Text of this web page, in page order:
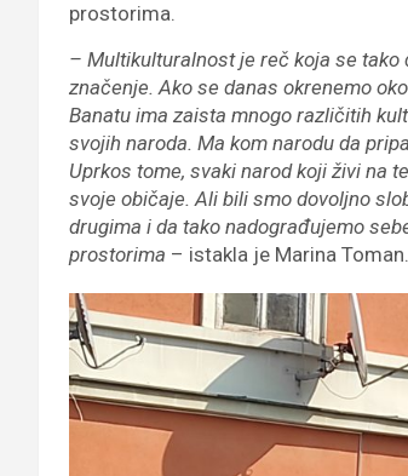
prostorima.
– Multikulturalnost je reč koja se tako
značenje. Ako se danas okrenemo
Banatu ima zaista mnogo različitih
svojih naroda. Ma kom narodu da
Uprkos tome, svaki narod koji živi na
svoje običaje. Ali bili smo dovoljno
drugima i da tako nadograđujemo
prostorima – istakla je Marina Toman.